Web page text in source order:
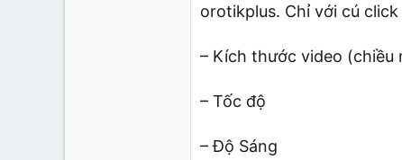
orotikplus. Chỉ với cú
– Kích thước video (chiều
– Tốc độ
– Độ Sáng